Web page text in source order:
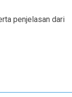
penjelasan dari